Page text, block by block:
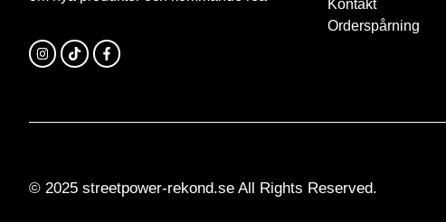
Kontakt
Orderspårning
© 2025 streetpower-rekond.se All Rights Reserved.